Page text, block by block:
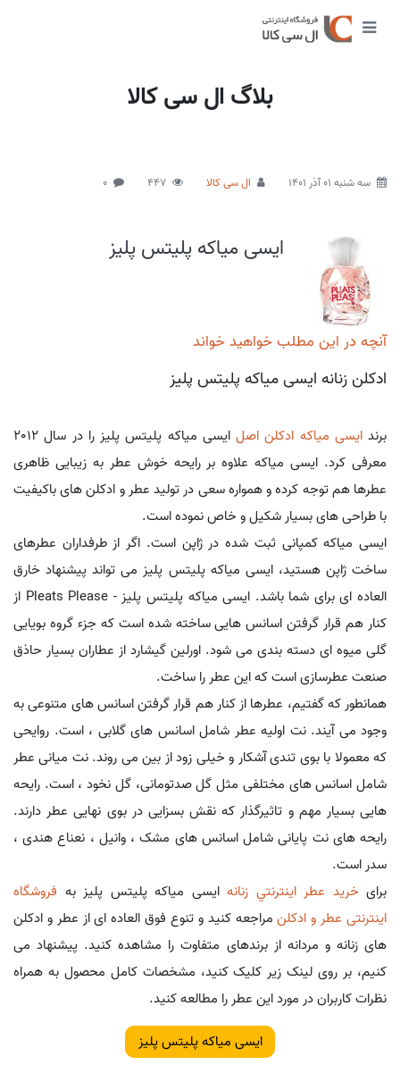
بلاگ ال سی کالا
سه شنبه 01 آذر 1401 ال سی کالا 447
0
ایسی میاکه پلیتس پلیز
آنچه در این مطلب خواهید خواند
ادکلن زنانه ایسی میاکه پلیتس پلیز
برندایسی میاکه ادکلن اصل
ایسی میاکه پلیتس پلیز را در سال 2012
معرفی کرد. ایسی میاکه علاوه بر رایحه خوش عطر به زیبایی ظاهری
عطرها هم توجه کرده و همواره سعی در تولید عطر و ادکلن های باکیفیت
با طراحی های بسیار شکیل و خاص نموده است.
ایسی میاکه کمپانی ثبت شده در ژاپن است. اگر از طرفداران عطرهای
ساخت ژاپن هستید، ایسی میاکه پلیتس پلیز می تواند پیشنهاد خارق
العاده ای برای شما باشد. ایسی میاکه پلیتس پلیز - Pleats Please از
کنار هم قرار گرفتن اسانس هایی ساخته شده است که جزء گروه بویایی
گلی میوه ای دسته بندی می شود. اورلین گیشارد از عطاران بسیار حاذق
صنعت عطرسازی است که این عطر را ساخت.
همانطور که گفتیم، عطرها از کنار هم قرار گرفتن اسانس های متنوعی به
وجود می آیند. نت اولیه عطر شامل اسانس های گلابی ، است. روایحی
که معمولا با بوی تندی آشکار و خیلی زود از بین می روند. نت میانی عطر
شامل اسانس های مختلفی مثل گل صدتومانی، گل نخود ، است. رایحه
هایی بسیار مهم و تاثیرگذار که نقش بسزایی در بوی نهایی عطر دارند.
رایحه های نت پایانی شامل اسانس های مشک ، وانیل ، نعناع هندی ،
سدر است.
برایخريد عطر اينترنتي زنانه ایسی میاکه پلیتس پلیز به فروشگاه
اینترنتی عطر و ادکلنمراجعه کنید و تنوع فوق العاده ای از عطر و ادکلن
های زنانه و مردانه از برندهای متفاوت را مشاهده کنید. پیشنهاد می
کنیم، بر روی لینک زیر کلیک کنید، مشخصات کامل محصول به همراه
نظرات کاربران در مورد این عطر را مطالعه کنید.
ایسی میاکه پلیتس پلیز